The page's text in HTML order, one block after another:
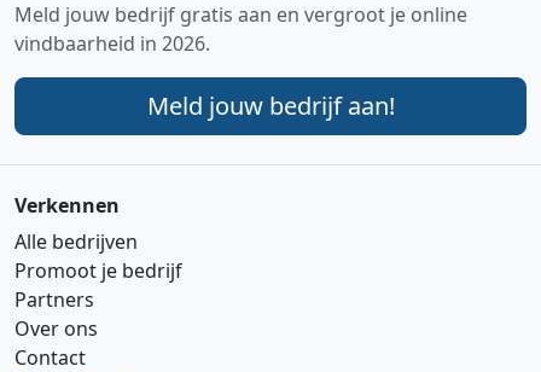
Meld jouw bedrijf gratis aan en vergroot je online
vindbaarheid in 2026.
Meld jouw bedrijf aan!
Verkennen
Alle bedrijven
Promoot je bedrijf
Partners
Over ons
Contact